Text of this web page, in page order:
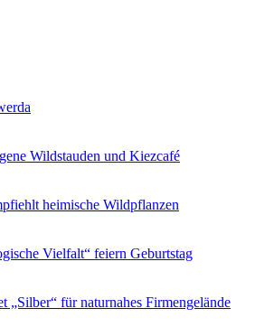
Wildstauden und Kiezcafé
heimische Wildpflanzen
Vielfalt“ feiern Geburtstag
„Silber“ für naturnahes Firmengelände